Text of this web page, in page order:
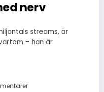
nerv
streams, är
– han är